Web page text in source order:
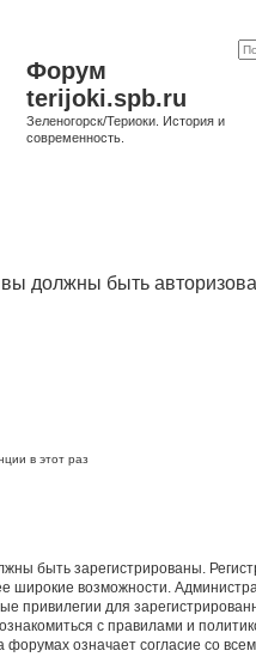
Форум
terijoki.spb.ru
Зеленогорск/Териоки. История и
современность.
должны быть
в этот раз
быть зарегистрированы.
широкие возможности.
привилегии для
с правилами и
форумах означает согласие со